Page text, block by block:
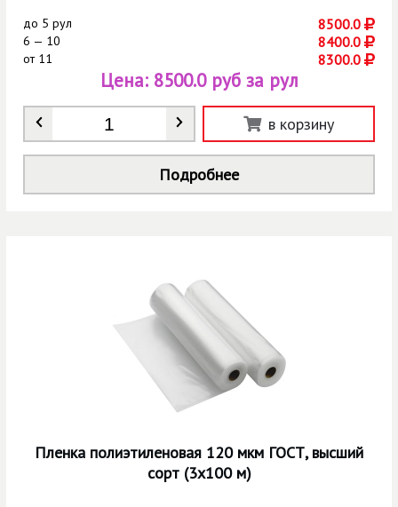
до 5 рул 8500.0
6 — 10 8400.0
от11 8300.0
Количество
Цена: 8500.0 руб за рул
в корзину
Подробнее
Пленка полиэтиленовая 120 мкм ГОСТ, высший
сорт (3х100 м)